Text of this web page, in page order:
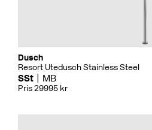
Dusch
Resort Utedusch Stainless Steel
SSt MB
Pris 29995 kr